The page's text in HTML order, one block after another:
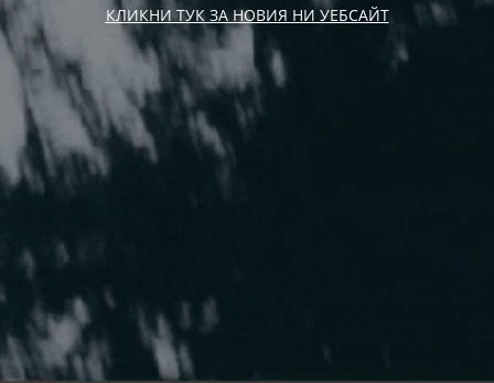
КЛИКНИ ТУК ЗА НОВИЯ НИ УЕБСАЙТ